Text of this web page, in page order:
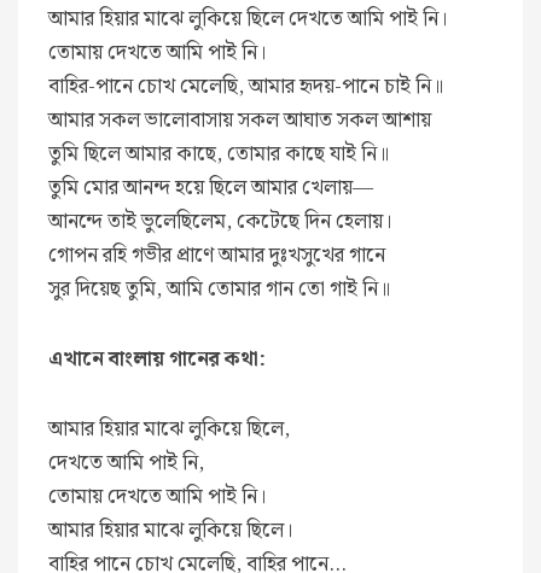
আমার হিয়ার মাঝে লুকিয়ে ছিলে দেখতে আমি পাই নি।
তোমায় দেখতে আমি পাই নি।
বাহির-পানে চোখ মেলেছি, আমার হৃদয়-পানে চাই নি॥
আমার সকল ভালোবাসায় সকল আঘাত সকল আশায়
তুমি ছিলে আমার কাছে, তোমার কাছে যাই নি॥
তুমি মোর আনন্দ হয়ে ছিলে আমার খেলায়—
আনন্দে তাই ভুলেছিলেম, কেটেছে দিন হেলায়।
গোপন রহি গভীর প্রাণে আমার দুঃখসুখের গানে
সুর দিয়েছ তুমি, আমি তোমার গান তো গাই নি॥
এখানে বাংলায় গানের কথা:
আমার হিয়ার মাঝে লুকিয়ে ছিলে,
দেখতে আমি পাই নি,
তোমায় দেখতে আমি পাই নি।
আমার হিয়ার মাঝে লুকিয়ে ছিলে।
বাহির পানে চোখ মেলেছি, বাহির পানে…